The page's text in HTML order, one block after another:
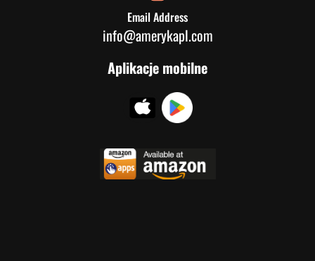
Email Address
info@amerykapl.com
Aplikacje mobilne